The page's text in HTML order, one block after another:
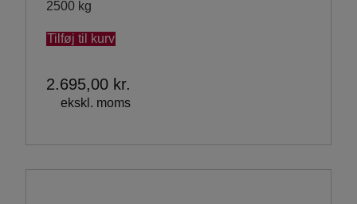
2500 kg
Tilføj til kurv
2.695,00 kr.
ekskl. moms